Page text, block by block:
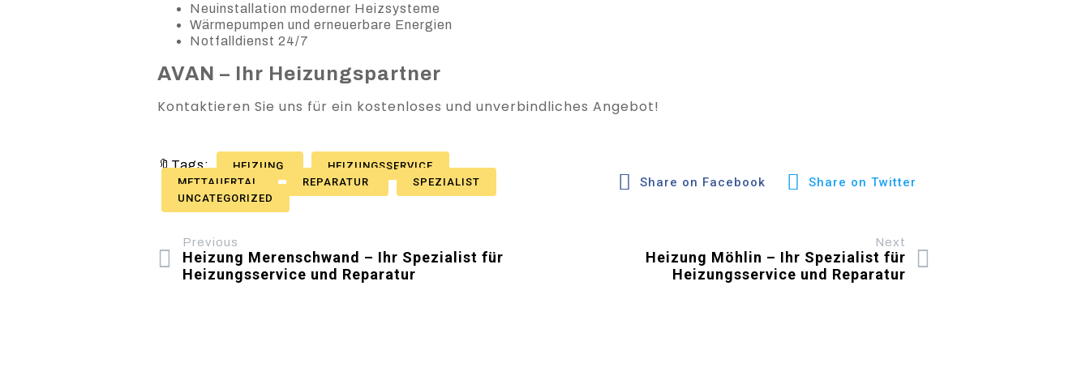
Neuinstallation moderner Heizsysteme
Wärmepumpen und erneuerbare Energien
Notfalldienst 24/7
AVAN – Ihr Heizungspartner
Kontaktieren Sie uns für ein kostenloses und unverbindliches Angebot!
🔖Tags: HEIZUNG
HEIZUNGSSERVICE
METTAUERTAL
REPARATUR
SPEZIALIST
UNCATEGORIZED
Share on Facebook Share on Twitter
Previous
Heizung Merenschwand – Ihr Spezialist für
Heizungsservice und Reparatur
Next
Heizung Möhlin – Ihr Spezialist für
Heizungsservice und Reparatur